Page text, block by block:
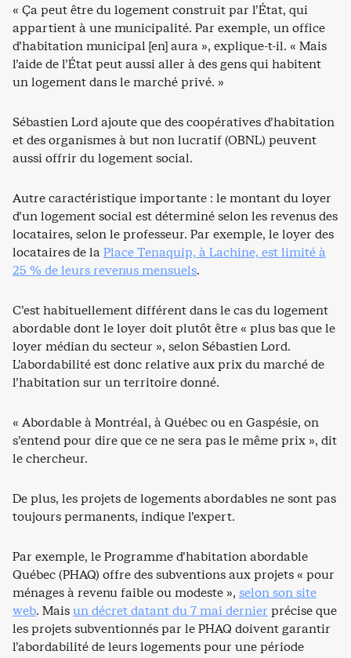
« Ça peut être du logement construit par l’État, qui
appartient à une municipalité. Par exemple, un office
d’habitation municipal [en] aura », explique-t-il. « Mais
l’aide de l’État peut aussi aller à des gens qui habitent
un logement dans le marché privé. »
Sébastien Lord ajoute que des coopératives d’habitation
et des organismes à but non lucratif (OBNL) peuvent
aussi offrir du logement social.
Autre caractéristique importante : le montant du loyer
d’un logement social est déterminé selon les revenus des
locataires, selon le professeur. Par exemple, le loyer des
locataires de laPlace Tenaquip, à Lachine, est limité à
25 % de leurs revenus mensuels.
C’est habituellement différent dans le cas du logement
abordable dont le loyer doit plutôt être « plus bas que le
loyer médian du secteur », selon Sébastien Lord.
L’abordabilité est donc relative aux prix du marché de
l’habitation sur un territoire donné.
« Abordable à Montréal, à Québec ou en Gaspésie, on
s’entend pour dire que ce ne sera pas le même prix », dit
le chercheur.
De plus, les projets de logements abordables ne sont pas
toujours permanents, indique l’expert.
Par exemple, le Programme d’habitation abordable
Québec (PHAQ) offre des subventions aux projets « pour
ménages à revenu faible ou modeste », selon son site
web. Maisun décret datant du 7 mai dernier précise que
les projets subventionnés par le PHAQ doivent garantir
l’abordabilité de leurs logements pour une période